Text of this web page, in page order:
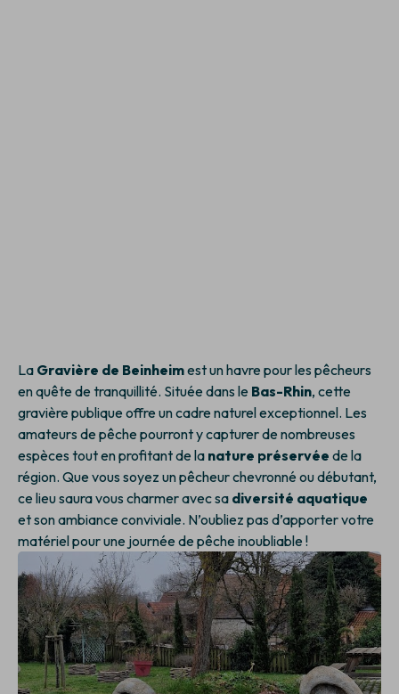
La Gravière de Beinheimest un havre pour les pêcheurs
en quête de tranquillité. Située dans le Bas-Rhin, cette
gravière publique offre un cadre naturel exceptionnel. Les
amateurs de pêche pourront y capturer de nombreuses
espèces tout en profitant de la nature préservée de la
région. Que vous soyez un pêcheur chevronné ou débutant,
ce lieu saura vous charmer avec sa diversité aquatique
et son ambiance conviviale. N’oubliez pas d’apporter votre
matériel pour une journée de pêche inoubliable !